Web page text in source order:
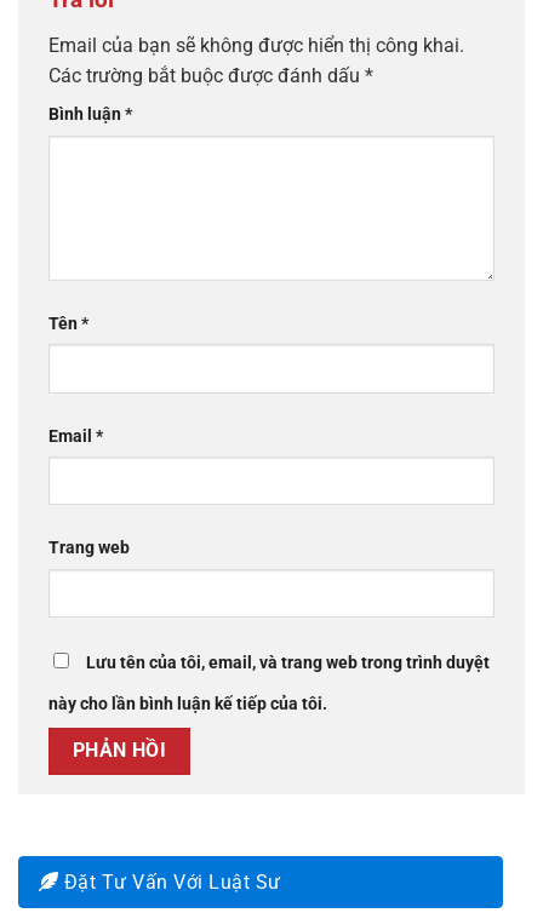
Email của bạn sẽ không được hiển thị công khai.
Các trường bắt buộc được đánh dấu *
Bình luận*
Tên*
Email *
Trang web
Lưu tên của tôi, email, và trang web trong trình duyệt
này cho lần bình luận kế tiếp của tôi.
Đặt Tư Vấn Với Luật Sư